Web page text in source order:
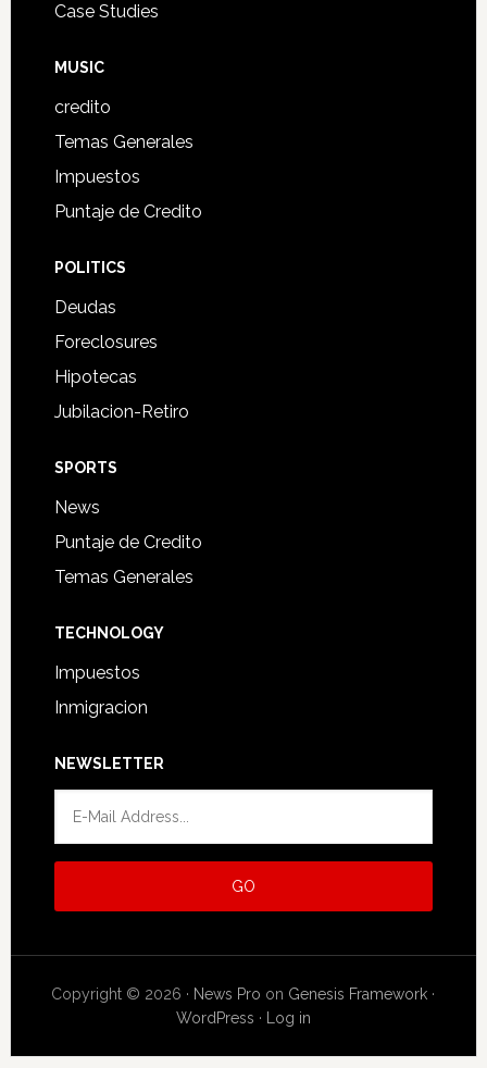
Case Studies
MUSIC
credito
Temas Generales
Impuestos
Puntaje de Credito
POLITICS
Deudas
Foreclosures
Hipotecas
Jubilacion-Retiro
SPORTS
News
Puntaje de Credito
Temas Generales
TECHNOLOGY
Impuestos
Inmigracion
NEWSLETTER
Copyright © 2026 · News Pro on Genesis Framework ·
WordPress · Log in